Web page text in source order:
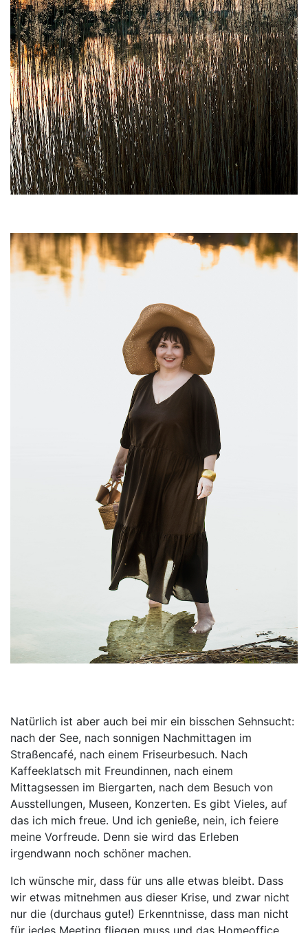
Natürlich ist aber auch bei mir ein bisschen Sehnsucht:
nach der See, nach sonnigen Nachmittagen im
Straßencafé, nach einem Friseurbesuch. Nach
Kaffeeklatsch mit Freundinnen, nach einem
Mittagsessen im Biergarten, nach dem Besuch von
Ausstellungen, Museen, Konzerten. Es gibt Vieles, auf
das ich mich freue. Und ich genieße, nein, ich feiere
meine Vorfreude. Denn sie wird das Erleben
irgendwann noch schöner machen.
Ich wünsche mir, dass für uns alle etwas bleibt. Dass
wir etwas mitnehmen aus dieser Krise, und zwar nicht
nur die (durchaus gute!) Erkenntnisse, dass man nicht
für jedes Meeting fliegen muss und das Homeoffice